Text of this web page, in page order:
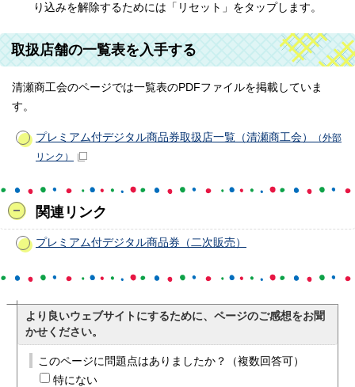
り込みを解除するためには「リセット」をタップします。
取扱店舗の一覧表を入手する
清瀬商工会のページでは一覧表のPDFファイルを掲載していま
す。
プレミアム付デジタル商品券取扱店一覧（清瀬商工会）
（外部
リンク）
関連リンク
プレミアム付デジタル商品券（二次販売）
より良いウェブサイトにするために、ページのご感想をお聞
かせください。
このページに問題点はありましたか？（複数回答可）
特にない